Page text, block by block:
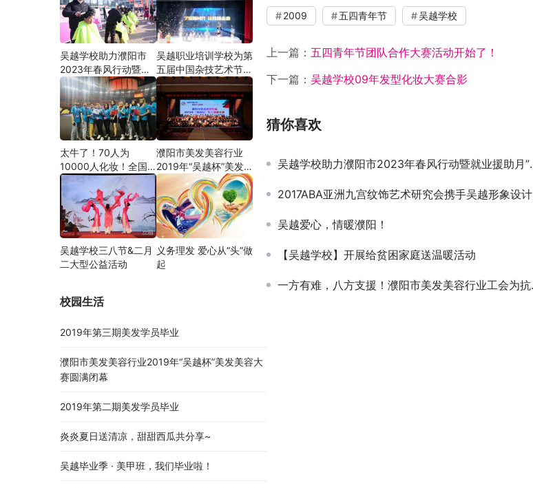
2009 五四青年节 吴越学校
上一篇： 五四青年节团队合作大赛活动开始了！
下一篇： 吴越学校09年发型化妆大赛合影
猜你喜欢
吴越学校助力濮阳市2023年春风行动暨就业援助月”首场新春招聘会活动
2017ABA亚洲九宫纹饰艺术研究会携手吴越形象设计艺术学院开展“七天六夜纹饰精修课程”震撼开讲！
吴越爱心，情暖濮阳！
【吴越学校】开展给贫困家庭送温暖活动
一方有难，八方支援！濮阳市美发美容行业工会为抗洪救灾捐款
吴越学校助力濮阳市
2023年春风行动暨就
业援助月”首场新春招
聘会活动
吴越职业培训学校为第
五届中国杂技艺术节加
油添彩
太牛了！70人为
10000人化妆！全国
关注的盛事你知道吗？
濮阳市美发美容行业
2019年“吴越杯”美发
美容大赛圆满闭幕
吴越学校三八节&二月
二大型公益活动
义务理发 爱心从“头”做
起
校园生活
2019年第三期美发学员毕业
濮阳市美发美容行业2019年“吴越杯”美发美容大
赛圆满闭幕
2019年第二期美发学员毕业
炎炎夏日送清凉，甜甜西瓜共分享~
吴越毕业季 · 美甲班，我们毕业啦！